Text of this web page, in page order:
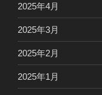
2025年4月
2025年3月
2025年2月
2025年1月